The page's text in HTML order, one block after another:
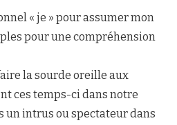
« je » pour assumer mon
pour une compréhension
la sourde oreille aux
ces temps-ci dans notre
un intrus ou spectateur dans